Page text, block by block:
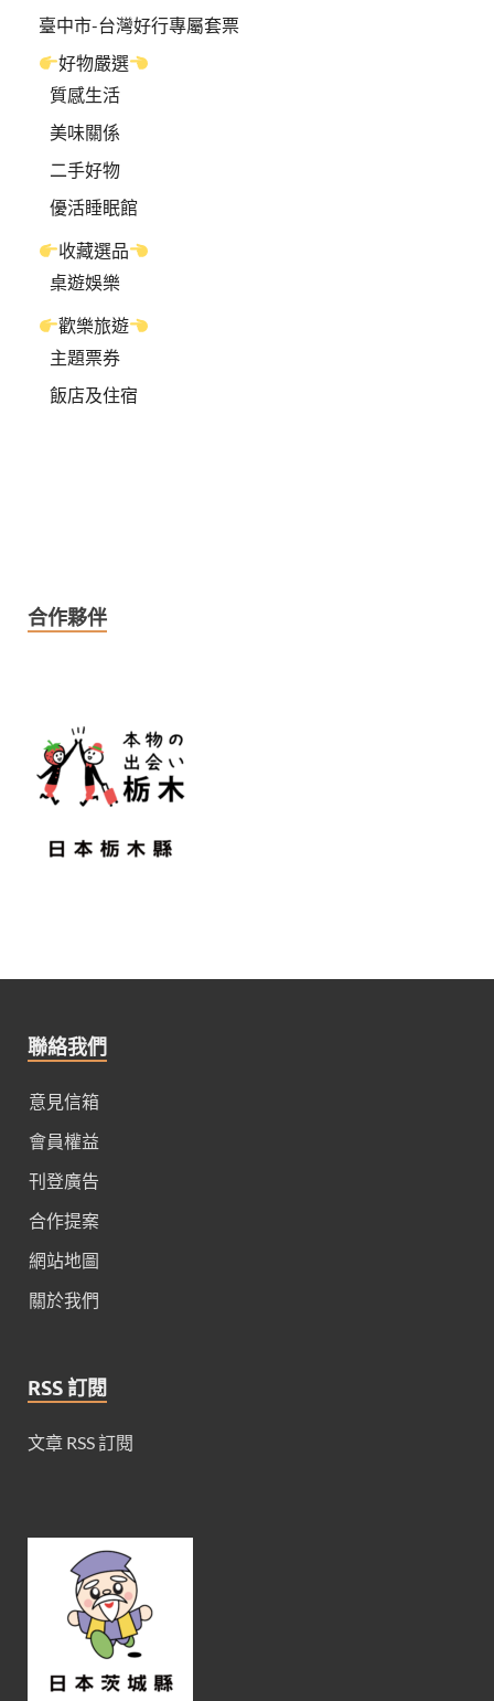
臺中市-台灣好行專屬套票
好物嚴選
質感生活
美味關係
二手好物
優活睡眠館
收藏選品
桌遊娛樂
歡樂旅遊
主題票券
飯店及住宿
合作夥伴
聯絡我們
意見信箱
會員權益
刊登廣告
合作提案
網站地圖
關於我們
RSS 訂閱
文章 RSS 訂閱